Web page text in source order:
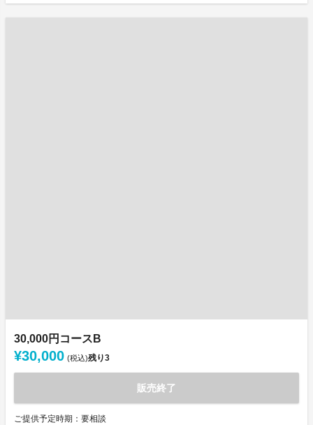
30,000円コースB
¥30,000 (税込)残り3
販売終了
ご提供予定時期：要相談